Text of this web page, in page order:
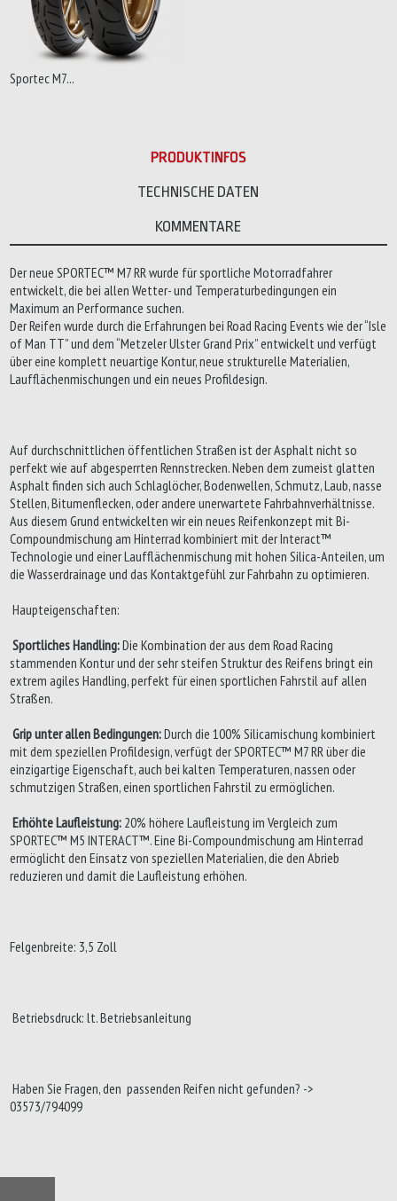
Sportec M7...
PRODUKTINFOS
TECHNISCHE DATEN
KOMMENTARE
Der neue SPORTEC™ M7 RR wurde für sportliche Motorradfahrer
entwickelt, die bei allen Wetter- und Temperaturbedingungen ein
Maximum an Performance suchen.
Der Reifen wurde durch die Erfahrungen bei Road Racing Events wie der “Isle
of Man TT” und dem “Metzeler Ulster Grand Prix” entwickelt und verfügt
über eine komplett neuartige Kontur, neue strukturelle Materialien,
Laufflächenmischungen und ein neues Profildesign.
Auf durchschnittlichen öffentlichen Straßen ist der Asphalt nicht so
perfekt wie auf abgesperrten Rennstrecken. Neben dem zumeist glatten
Asphalt finden sich auch Schlaglöcher, Bodenwellen, Schmutz, Laub, nasse
Stellen, Bitumenflecken, oder andere unerwartete Fahrbahnverhältnisse.
Aus diesem Grund entwickelten wir ein neues Reifenkonzept mit Bi-
Compoundmischung am Hinterrad kombiniert mit der Interact™
Technologie und einer Laufflächenmischung mit hohen Silica-Anteilen, um
die Wasserdrainage und das Kontaktgefühl zur Fahrbahn zu optimieren.
Haupteigenschaften:
Sportliches Handling:Die Kombination der aus dem Road Racing
stammenden Kontur und der sehr steifen Struktur des Reifens bringt ein
extrem agiles Handling, perfekt für einen sportlichen Fahrstil auf allen
Straßen.
Grip unter allen Bedingungen:Durch die 100% Silicamischung kombiniert
mit dem speziellen Profildesign, verfügt der SPORTEC™ M7 RR über die
einzigartige Eigenschaft, auch bei kalten Temperaturen, nassen oder
schmutzigen Straßen, einen sportlichen Fahrstil zu ermöglichen.
Erhöhte Laufleistung: 20% höhere Laufleistung im Vergleich zum
SPORTEC™ M5 INTERACT™. Eine Bi-Compoundmischung am Hinterrad
ermöglicht den Einsatz von speziellen Materialien, die den Abrieb
reduzieren und damit die Laufleistung erhöhen.
Felgenbreite: 3,5 Zoll
Betriebsdruck: lt. Betriebsanleitung
Haben Sie Fragen, den passenden Reifen nicht gefunden? ->
03573/794099